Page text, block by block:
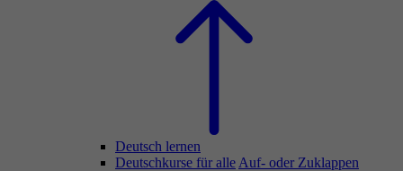
Deutsch lernen
Deutschkurse für alle Auf- oder Zuklappen